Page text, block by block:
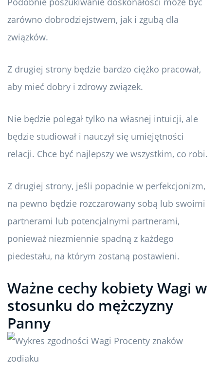
zarówno dobrodziejstwem, jak i zgubą dla
związków.
Z drugiej strony będzie bardzo ciężko pracował,
aby mieć dobry i zdrowy związek.
Nie będzie polegał tylko na własnej intuicji, ale
będzie studiował i nauczył się umiejętności
relacji. Chce być najlepszy we wszystkim, co robi.
Z drugiej strony, jeśli popadnie w perfekcjonizm,
na pewno będzie rozczarowany sobą lub swoimi
partnerami lub potencjalnymi partnerami,
ponieważ niezmiennie spadną z każdego
piedestału, na którym zostaną postawieni.
Ważne cechy kobiety Wagi w
stosunku do mężczyzny
Panny